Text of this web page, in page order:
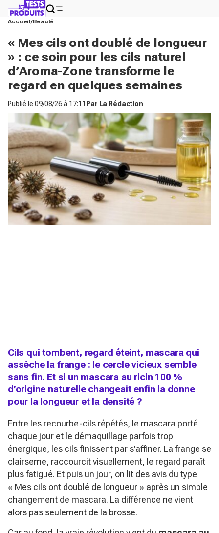
Accueil Beauté
« Mes cils ont doublé de longueur
» : ce soin pour les cils naturel
d’Aroma-Zone transforme le
regard en quelques semaines
Publié le 09/08/26 à 17:11 Par La Rédaction
Cils qui tombent, regard éteint, mascara qui
assèche la frange : le cercle vicieux semble
sans fin. Et si un mascara au ricin 100 %
d’origine naturelle changeait enfin la donne
pour la longueur et la densité ?
Entre les recourbe-cils répétés, le mascara porté
chaque jour et le démaquillage parfois trop
énergique, les cils finissent par s’affiner. La frange se
clairseme, raccourcit visuellement, le regard paraît
plus fatigué. Et puis un jour, on lit des avis du type
« Mes cils ont doublé de longueur » après un simple
changement de mascara. La différence ne vient
alors pas seulement de la brosse.